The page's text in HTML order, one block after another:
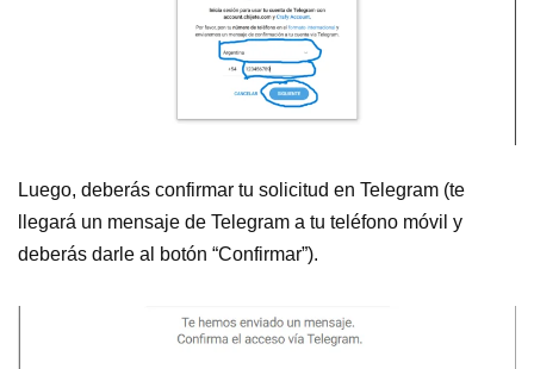
Luego, deberás confirmar tu solicitud en Telegram (te
llegará un mensaje de Telegram a tu teléfono móvil y
deberás darle al botón “Confirmar”).